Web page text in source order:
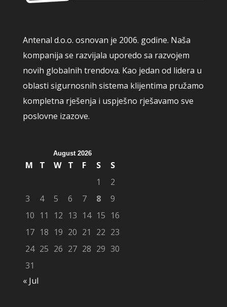
Antenal d.o.o. osnovan je 2006. godine. Naša
kompanija se razvijala uporedo sa razvojem
novih globalnih trendova. Kao jedan od lidera u
oblasti sigurnosnih sistema klijentima pružamo
kompletna rješenja i uspješno rješavamo sve
poslovne izazove.
August 2026
M T W T F S
S
1
2
3
4 5 6 7 8
9
10 11 12 13 14 15 16
17 18 19 20 21 22 23
24 25 26 27 28 29 30
31
« Jul